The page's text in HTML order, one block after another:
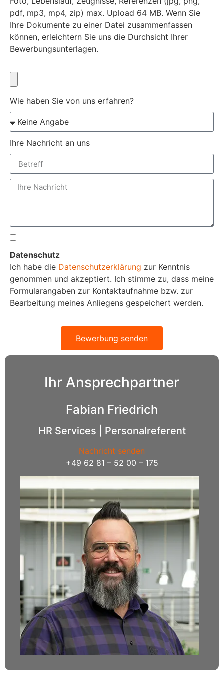
pdf, mp3, mp4, zip) max. Upload 64 MB. Wenn Sie
Ihre Dokumente zu einer Datei zusammenfassen
können, erleichtern Sie uns die Durchsicht Ihrer
Bewerbungsunterlagen.
Wie haben Sie von uns erfahren?
Ihre Nachricht an uns
Datenschutz
Ich habe die Datenschutzerklärung zur Kenntnis
genommen und akzeptiert. Ich stimme zu, dass meine
Formularangaben zur Kontaktaufnahme bzw. zur
Bearbeitung meines Anliegens gespeichert werden.
Bewerbung senden
Ihr Ansprechpartner
Fabian Friedrich
HR Services | Personalreferent
Nachricht senden
+49 62 81 – 52 00 – 175